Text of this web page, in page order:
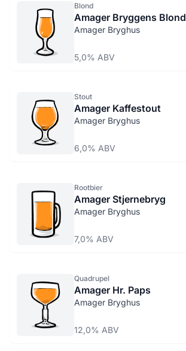
Blond
Amager Bryggens Blond
Amager Bryghus
5,0% ABV
Stout
Amager Kaffestout
Amager Bryghus
6,0% ABV
Rootbier
Amager Stjernebryg
Amager Bryghus
7,0% ABV
Quadrupel
Amager Hr. Paps
Amager Bryghus
12,0% ABV